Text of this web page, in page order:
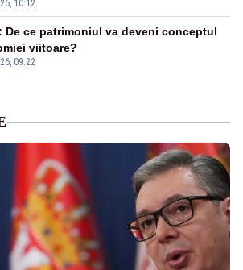
10:12
09:22
De ce patrimoniul va deveni conceptul
viitoare?